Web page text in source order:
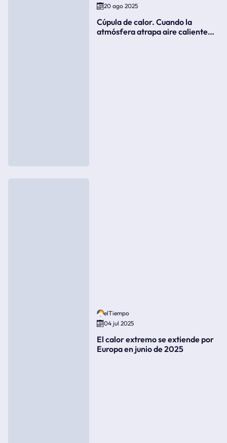
20 ago 2025
Cúpula de calor. Cuando la
atmósfera atrapa aire caliente
elTiempo
04 jul 2025
El calor extremo se extiende por
Europa en junio de 2025